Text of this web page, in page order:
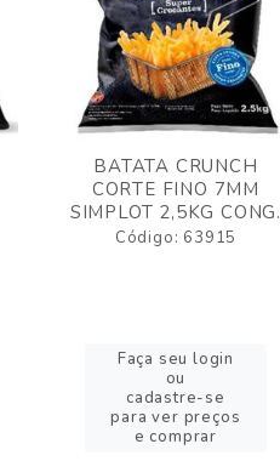
BATATA CRUNCH
CORTE FINO 7MM
SIMPLOT 2,5KG CONG.
Código: 63915
Faça seu login
ou
cadastre-se
para ver preços
e comprar